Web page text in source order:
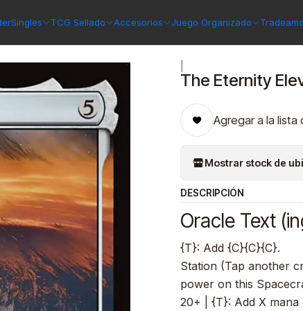
Singles TCG Sellado Accesorios Juego Organizado
The Eternity Elevator (foil) | Español | NM | EOE
The Eternity
Agregar a la lista
Mostrar stock de
DESCRIPCIÓN
Oracle Text
{T}: Add {C}{C}{C}.
Station (Tap another
power on this
20+ | {T}: Add X